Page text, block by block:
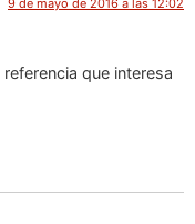
9 de mayo de 2016 a las 12:02
que interesa